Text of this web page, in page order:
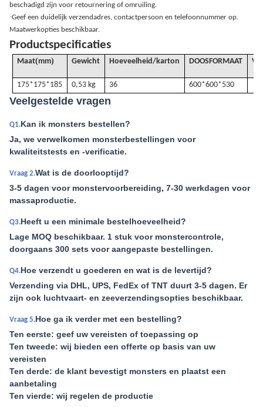
beschadigd zijn voor retournering of omruiling.
·Geef een duidelijk verzendadres, contactpersoon en telefoonnummer op.
Maatwerkopties beschikbaar.
Productspecificaties
Maat(mm) Gewicht Hoeveelheid/karton DOOSFORMAAT
175*175*185 0,53 kg 36 600*600*530
Veelgestelde vragen
Q1.Kan ik monsters bestellen?
Ja, we verwelkomen monsterbestellingen voor
kwaliteitstests en -verificatie.
Vraag 2.Wat is de doorlooptijd?
3-5 dagen voor monstervoorbereiding, 7-30 werkdagen voor
massaproductie.
Q3.Heeft u een minimale bestelhoeveelheid?
Lage MOQ beschikbaar. 1 stuk voor monstercontrole,
doorgaans 300 sets voor aangepaste bestellingen.
Q4.Hoe verzendt u goederen en wat is de levertijd?
Verzending via DHL, UPS, FedEx of TNT duurt 3-5 dagen. Er
zijn ook luchtvaart- en zeeverzendingsopties beschikbaar.
Vraag 5.Hoe ga ik verder met een bestelling?
Ten eerste: geef uw vereisten of toepassing op
Ten tweede: wij bieden een offerte op basis van uw
vereisten
Ten derde: de klant bevestigt monsters en plaatst een
aanbetaling
Ten vierde: wij regelen de productie